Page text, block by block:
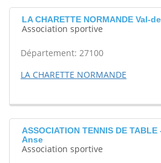
LA CHARETTE NORMANDE Val-
Association sportive
Département: 27100
LA CHARETTE NORMANDE
ASSOCIATION TENNIS DE TABLE
Anse
Association sportive